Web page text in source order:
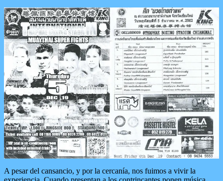
A pesar del cansancio, y por la cercanía, nos fuimos a vivir la